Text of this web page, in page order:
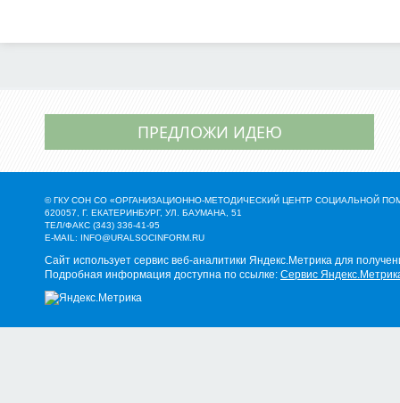
ПРЕДЛОЖИ ИДЕЮ
© ГКУ СОН СО «ОРГАНИЗАЦИОННО-МЕТОДИЧЕСКИЙ ЦЕНТР СОЦИАЛЬНОЙ
620057, Г. ЕКАТЕРИНБУРГ, УЛ. БАУМАНА, 51
ТЕЛ/ФАКС (343) 336-41-95
E-MAIL: INFO@URALSOCINFORM.RU
Сайт использует сервис веб-аналитики Яндекс.Метрика для
Подробная информация доступна по ссылке: Сервис